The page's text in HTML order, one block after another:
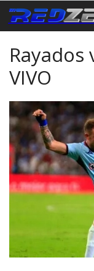
Saltar
al
Rayados
VIVO